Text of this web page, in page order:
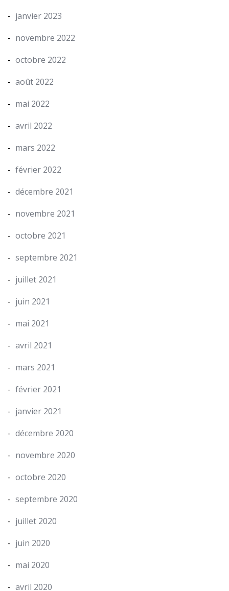
janvier 2023
novembre 2022
octobre 2022
août 2022
mai 2022
avril 2022
mars 2022
février 2022
décembre 2021
novembre 2021
octobre 2021
septembre 2021
juillet 2021
juin 2021
mai 2021
avril 2021
mars 2021
février 2021
janvier 2021
décembre 2020
novembre 2020
octobre 2020
septembre 2020
juillet 2020
juin 2020
mai 2020
avril 2020